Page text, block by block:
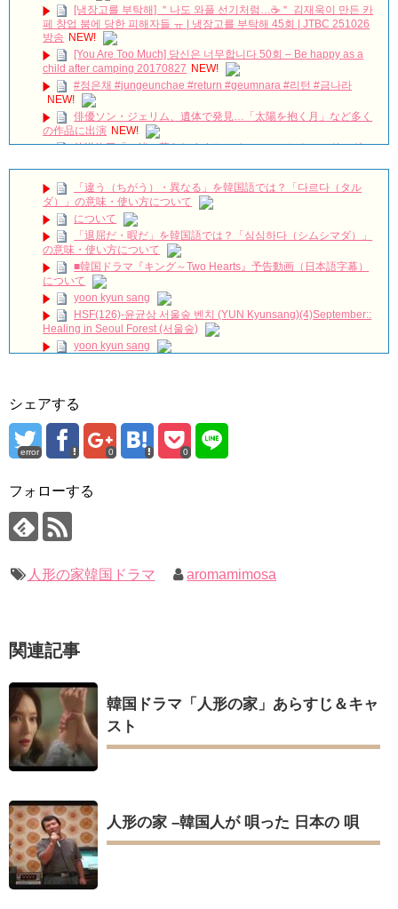
[냉장고를 부탁해] ＂나도 와플 선기처럼…☕＂ 김재욱이 만든 카
페 창업 붐에 당한 피해자들 ㅠ | 냉장고를 부탁해 45회 | JTBC 251026
방송 NEW!
[You Are Too Much] 당신은 너무합니다 50회 – Be happy as a
child after camping 20170827 NEW!
#정은채 #jungeunchae #return #geumnara #리턴 #금나라
NEW!
俳優ソン・ジェリム、遺体で発見…「太陽を抱く月」など多く
の作品に出演 NEW!
放送終了「一緒に暮らしますか」チャン・ミヒ＆ユ・ドング
人の陽の気を吸い取る恐ろしい鬼魅 #ネットフリックス #トン
グン－呪いの宮－#ナム・ジュヒョク #ノ・ユンソ #チョ・スンウ #コ
モクサリ NEW!
言葉に気をつけて。韓国語では？#黄金色の私の人生 #シンヘソ
ン #その冬風が吹く#황금빛내인생 #신혜선 #그겨울바람이분다
#MyGoldenLife #ShinHyeSun NEW!
👨‍⚕️낭만닥터 김사부 VS 돈이 필요한 의사 안효섭👨‍⚕️ 치고받다 정
드는 남남케미💗 #낭만닥터김사부2 #모았캐치
🎧 Warzone – 신원호 (SHIN WONHO) NEW!
어서 와 서울은 처음이지? 전소민 편 | 톱스타유백이
ハン・ヘジン 한혜진 – (선공개) 강남 3대 얼짱 출신 &#39;한혜진
ハン・ヘジン 한혜진 – Still We (여전히 우리는)
한가인 –
「ライフ・ オン・ マーズ」2019年11月2日TSUTAYAにて先行
レンタル開始！
Jin-Crash Landing On You/ヒョンビン❤️ソンイェジン / エンジョイ❕
ョンら同僚芸能人から慰めの言葉が続々 – Taka News
キングを一部公開（DVD-SET2特典映像より）
「違う（ちがう）・異なる」を韓国語では？「다르다（タル
ダ）」の意味・使い方について
について
「退屈だ・暇だ」を韓国語では？「심심하다（シムシマダ）」
の意味・使い方について
■韓国ドラマ『キング～Two Hearts』予告動画（日本語字幕）
について
yoon kyun sang
HSF(126)-윤균상 서울숲 벤치 (YUN Kyunsang)(4)September::
Healing in Seoul Forest (서울숲)
yoon kyun sang
九尾狐外伝 メイキング03 ハン・イェスル
チョ・ヒョンジェ 조현재 九尾狐外伝 制作発表会
キム・テヒの弟イ・ワン♥イ・ボミ、今日（28日）結婚……
「まず熱く掃除せよ」女優キム・ユジョン、「健康がとても回
【裏芸能】キムユジョンの熱愛彼氏はあの大物俳優
いでしょ？” Big News TV
幻の王女チャミョンゴ エンディング
か」出演で話題 Big News TV
Powered by livedoor 相互RSS
シェアする
error 0 0
フォローする
人形の家韓国ドラマ aromamimosa
関連記事
韓国ドラマ「人形の家」あらすじ＆キャ
スト
人形の家 –韓国人が 唄った 日本の 唄